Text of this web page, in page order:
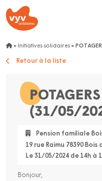
» Initiatives solidaires »
Retour à la liste
(31/05/
Pension familiale
19 rue Raimu 78390 Bois
Le 31/05/2024 de 14h à
Bonjour,